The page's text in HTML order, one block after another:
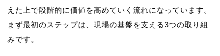
えた上で段階的に価値を高めていく流れになっています。
まず最初のステップは、現場の基盤を支える3つの取り組